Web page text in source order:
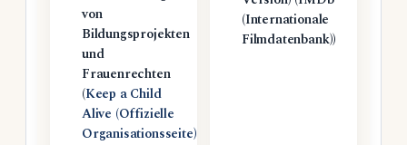
von
Bildungsprojekten
und
Frauenrechten
(Keep a Child
Alive (Offizielle
Organisationsseite)
(Internationale
Filmdatenbank))